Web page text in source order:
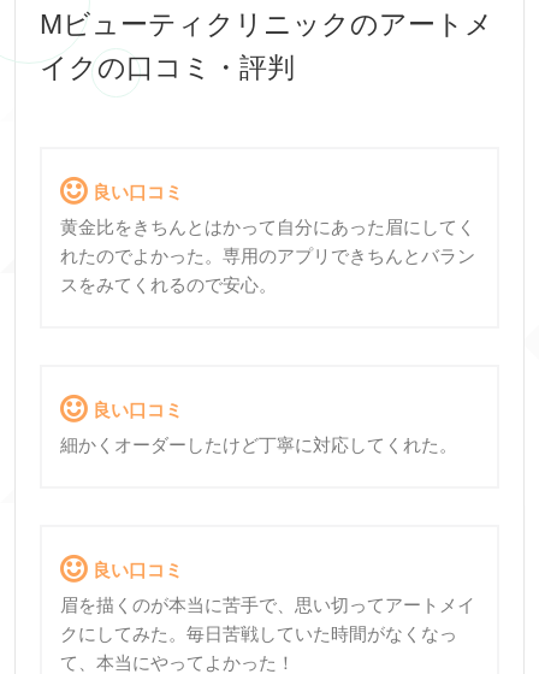
Mビューティクリニックのアートメ
イクの口コミ・評判
良い口コミ
黄金比をきちんとはかって自分にあった眉にしてく
れたのでよかった。専用のアプリできちんとバラン
スをみてくれるので安心。
良い口コミ
細かくオーダーしたけど丁寧に対応してくれた。
良い口コミ
眉を描くのが本当に苦手で、思い切ってアートメイ
クにしてみた。毎日苦戦していた時間がなくなっ
て、本当にやってよかった！